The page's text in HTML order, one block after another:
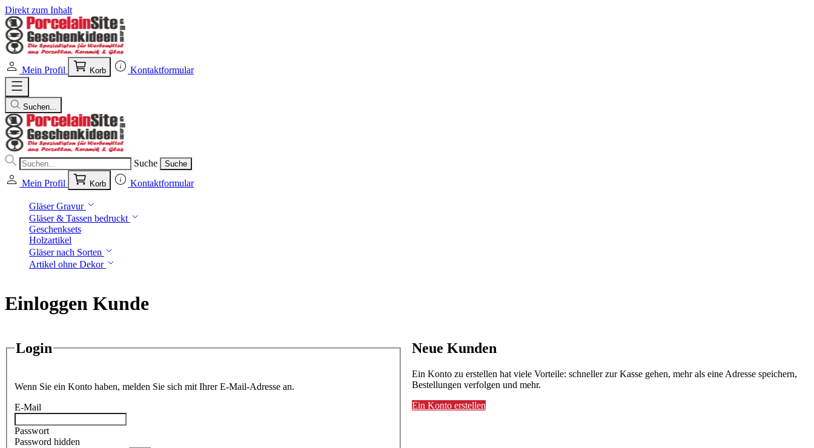
Direkt zum Inhalt
Mein Profil Korb Kontaktformular
Suchen...
Suche Suche
Mein Profil Korb Kontaktformular
Gläser Gravur
Gläser & Tassen bedruckt
Geschenksets
Holzartikel
Gläser nach Sorten
Artikel ohne Dekor
Einloggen Kunde
Login
Wenn Sie ein Konto haben, melden Sie sich mit Ihrer E-Mail-Adresse an.
E-Mail
Passwort
Password hidden
Neue Kunden
Ein Konto zu erstellen hat viele Vorteile: schneller zur Kasse gehen, mehr als eine Adresse speichern,
Bestellungen verfolgen und mehr.
Ein Konto erstellen